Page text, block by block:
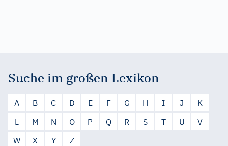
Suche im großen Lexikon
A B C D E F G H I J
K
L
M N O P Q R S T U
V
W
X Y Z